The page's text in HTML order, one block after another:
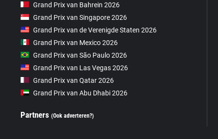
Grand Prix van Bahrein 2026
Grand Prix van Singapore 2026
Grand Prix van de Verenigde Staten 2026
Grand Prix van Mexico 2026
Grand Prix van São Paulo 2026
Grand Prix van Las Vegas 2026
Grand Prix van Qatar 2026
Grand Prix van Abu Dhabi 2026
Partners(Ook adverteren?)